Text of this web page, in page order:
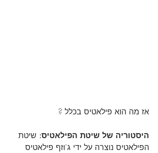
אז מה הוא פילאטיס בכלל ?
היסטוריה של שיטת הפילאטיס: שיטת
הפילאטיס נוצרה על ידי ג'וזף פילאטיס